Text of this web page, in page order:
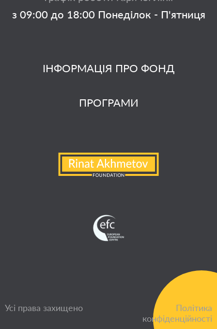
ІНФОРМАЦІЯ ПРО ФОНД
ПРОГРАМИ
з 09:00 до 18:00 Понеділок - П'ятниця
Усі права захищено
Політика
конфіденційності